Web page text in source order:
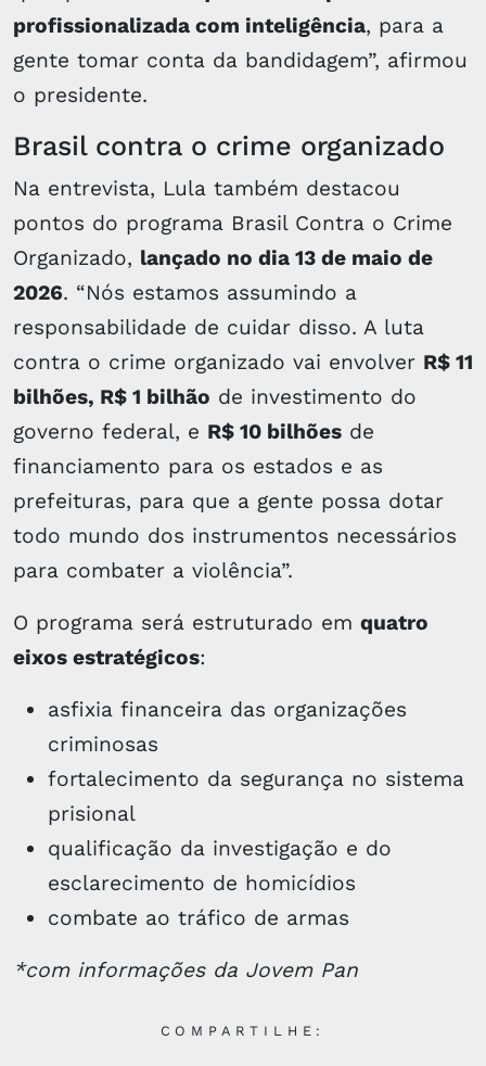
profissionalizada com inteligência, para a
gente tomar conta da bandidagem”, afirmou
o presidente.
Brasil contra o crime organizado
Na entrevista, Lula também destacou
pontos do programa Brasil Contra o Crime
Organizado, lançado no dia 13 de maio de
2026. “Nós estamos assumindo a
responsabilidade de cuidar disso. A luta
contra o crime organizado vai envolver R$ 11
bilhões, R$ 1 bilhão de investimento do
governo federal, e R$ 10 bilhões de
financiamento para os estados e as
prefeituras, para que a gente possa dotar
todo mundo dos instrumentos necessários
para combater a violência”.
O programa será estruturado em quatro
eixos estratégicos:
asfixia financeira das organizações
criminosas
fortalecimento da segurança no sistema
prisional
qualificação da investigação e do
esclarecimento de homicídios
combate ao tráfico de armas
*com informações da Jovem Pan
COMPARTILHE: